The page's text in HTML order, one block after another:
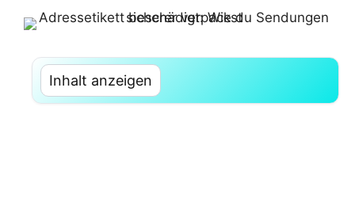
Inhalt anzeigen